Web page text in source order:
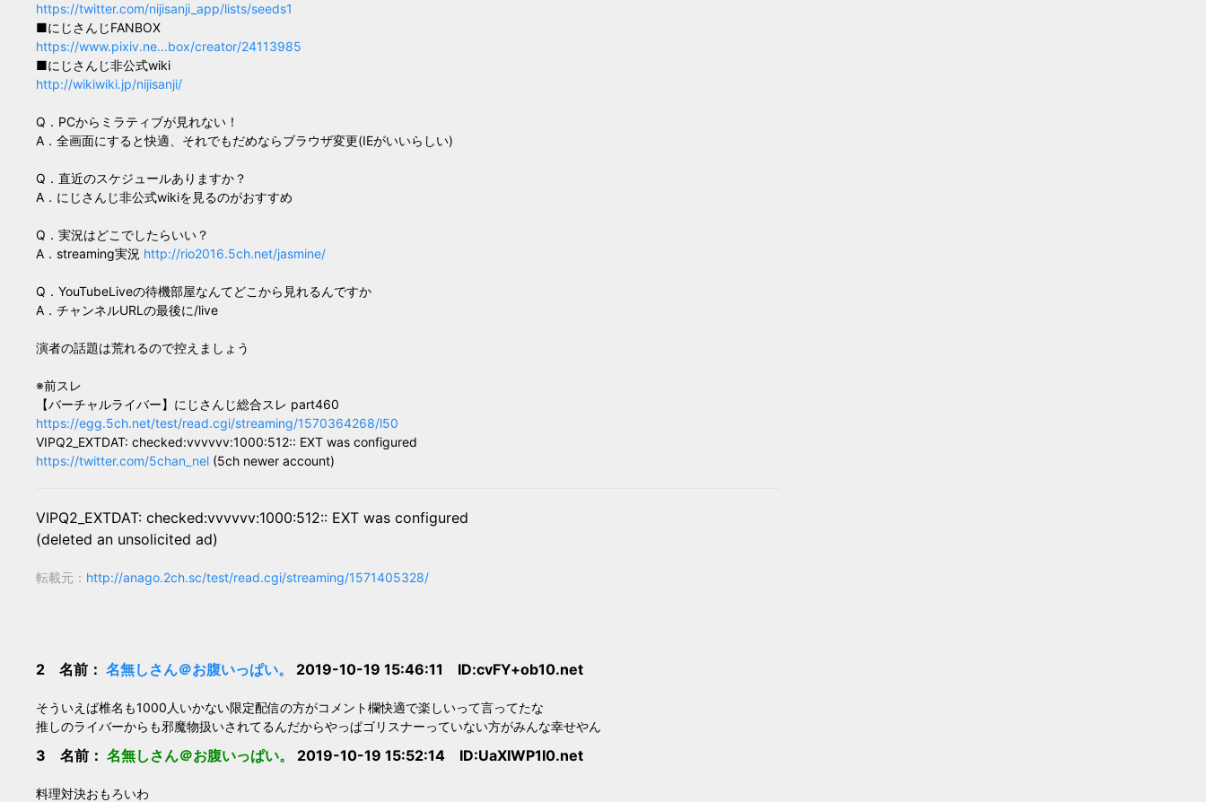
https://twitter.com/nijisanji_app/lists/seeds1
■にじさんじFANBOX
https://www.pixiv.ne...box/creator/24113985
■にじさんじ非公式wiki
http://wikiwiki.jp/nijisanji/
Q．PCからミラティブが見れない！
A．全画面にすると快適、それでもだめならブラウザ変更(IEがいいらしい)
Q．直近のスケジュールありますか？
A．にじさんじ非公式wikiを見るのがおすすめ
Q．実況はどこでしたらいい？
A．streaming実況 http://rio2016.5ch.net/jasmine/
Q．YouTubeLiveの待機部屋なんてどこから見れるんですか
A．チャンネルURLの最後に/live
演者の話題は荒れるので控えましょう
※前スレ
【バーチャルライバー】にじさんじ総合スレ part460
https://egg.5ch.net/test/read.cgi/streaming/1570364268/l50
VIPQ2_EXTDAT: checked:vvvvvv:1000:512:: EXT was configured
https://twitter.com/5chan_nel (5ch newer account)
VIPQ2_EXTDAT: checked:vvvvvv:1000:512:: EXT was configured
(deleted an unsolicited ad)
転載元： http://anago.2ch.sc/test/read.cgi/streaming/1571405328/
2 名前： 名無しさん＠お腹いっぱい。 2019-10-19 15:46:11 ID:cvFY+ob10.net
そういえば椎名も1000人いかない限定配信の方がコメント欄快適で楽しいって言ってたな
推しのライバーからも邪魔物扱いされてるんだからやっぱゴリスナーっていない方がみんな幸せやん
3 名前： 名無しさん＠お腹いっぱい。 2019-10-19 15:52:14 ID:UaXIWP1I0.net
料理対決おもろいわ